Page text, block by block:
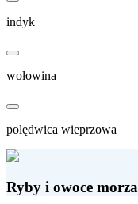
indyk
wołowina
polędwica wieprzowa
Ryby i owoce morza